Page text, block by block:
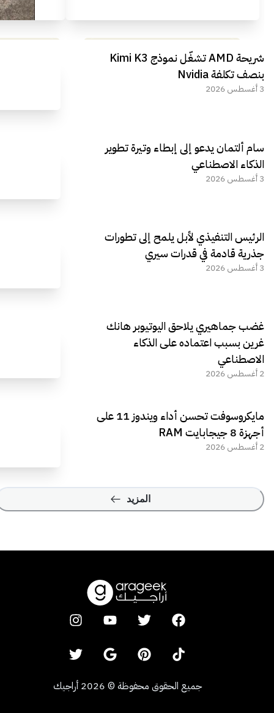
مراجعة شاملة لعملاق الألعاب
الجديد REDMAGIC 11 AIR
شريحة AMD تشغّل نموذج Kimi K3
بنصف تكلفة Nvidia
3 أغسطس 2026
سام ألتمان يدعو إلى إبطاء وتيرة تطوير
الذكاء الاصطناعي
3 أغسطس 2026
الرئيس التنفيذي لأبل يلمح إلى تطورات
جذرية قادمة في قدرات سيري
3 أغسطس 2026
غضب جماهيري يلاحق اليوتيوبر هانك
غرين بسبب اعتماده على الذكاء
الاصطناعي
2 أغسطس 2026
مايكروسوفت تحسن أداء ويندوز 11 على
أجهزة 8 جيجابايت RAM
2 أغسطس 2026
المزيد
جميع الحقوق محفوظة ©
2026 أراجيك